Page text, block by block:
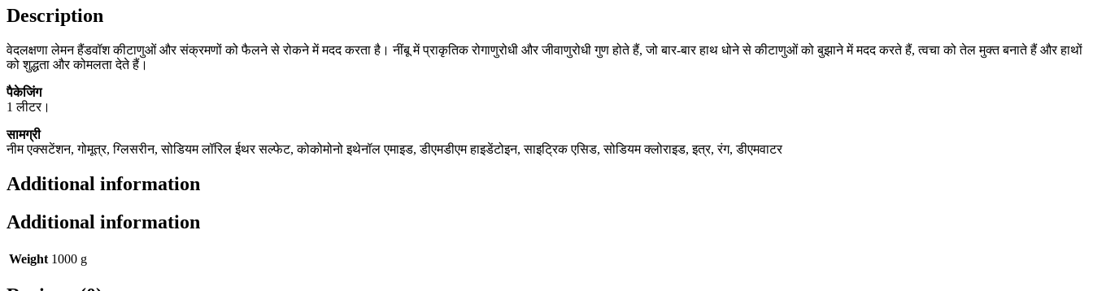
Description
वेदलक्षणा लेमन हैंडवॉश कीटाणुओं और संक्रमणों को फैलने से रोकने में मदद करता है। नींबू में प्राकृतिक रोगाणुरोधी और जीवाणुरोधी गुण होते हैं, जो बार-बार हाथ धोने से कीटाणुओं को बुझाने में मदद करते हैं, त्वचा को तेल मुक्त बनाते हैं और हाथों
को शुद्धता और कोमलता देते हैं।
पैकेजिंग
1 लीटर।
सामग्री
नीम एक्सटेंशन, गोमूत्र, ग्लिसरीन, सोडियम लॉरिल ईथर सल्फेट, कोकोमोनो इथेनॉल एमाइड, डीएमडीएम हाइडेंटोइन, साइट्रिक एसिड, सोडियम क्लोराइड, इत्र, रंग, डीएमवाटर
Additional information
Additional information
Weight 1000 g